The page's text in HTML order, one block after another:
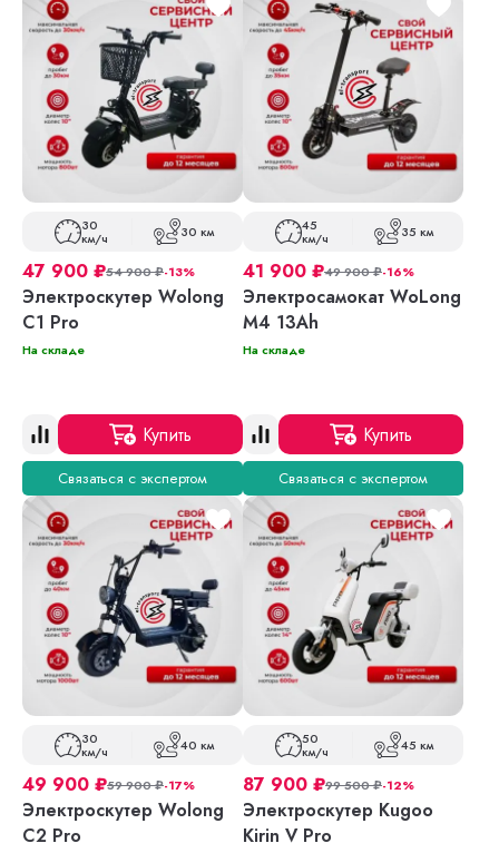
30
км/ч 30 км
47 900 ₽54 900₽-13%
Электроскутер Wolong
C1 Pro
На складе
Купить
Связаться с экспертом
45
км/ч 35 км
41 900 ₽49 900₽-16%
Электросамокат WoLong
M4 13Ah
На складе
Купить
Связаться с экспертом
30
км/ч 40 км
49 900 ₽59 900₽-17%
Электроскутер Wolong
C2 Pro
50
км/ч 45 км
87 900 ₽99 500₽-12%
Электроскутер Kugoo
Kirin V Pro